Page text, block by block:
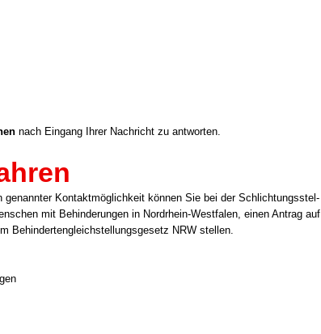
nach Ein­gang Ihrer Nach­richt zu ant­wor­ten.
genann­ter Kon­takt­mög­lich­keit kön­nen Sie bei der Schlich­tungs­stel­
mit Behin­de­run­gen in Nordrhein-Westfalen, einen Antrag auf
Behin­der­ten­gleich­stel­lungs­ge­setz NRW stel­len.